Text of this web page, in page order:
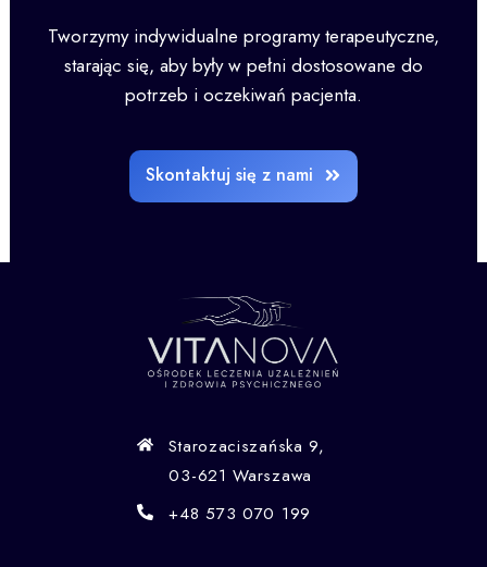
Tworzymy indywidualne programy terapeutyczne,
starając się, aby były w pełni dostosowane do
potrzeb i oczekiwań pacjenta.
Skontaktuj się z nami
Starozaciszańska 9,
03-621 Warszawa
+48 573 070 199